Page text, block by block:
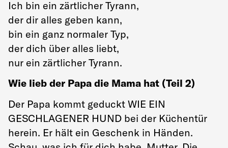
Ich bin ein zärtlicher Tyrann,
der dir alles geben kann,
bin ein ganz normaler Typ,
der dich über alles liebt,
nur ein zärtlicher Tyrann.
Wie lieb der Papa die Mama hat (Teil 2)
Der Papa kommt geduckt WIE EIN
GESCHLAGENER HUND bei der Küchentür
herein. Er hält ein Geschenk in Händen.